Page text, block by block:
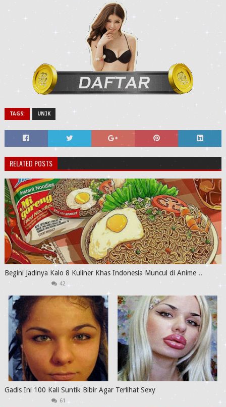
TAGS: UNIK
RELATED POSTS
Begini Jadinya Kalo 8 Kuliner Khas Indonesia Muncul di Anime ..
42
Gadis Ini 100 Kali Suntik Bibir Agar Terlihat Sexy
61